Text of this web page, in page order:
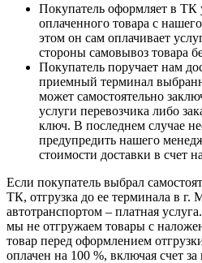
Покупатель оформляет в ТК
оплаченного товара с
этом он сам оплачивает
стороны самовывоз товара
Покупатель поручает нам
приемный терминал
может самостоятельно
услуги перевозчика либо
ключ. В последнем случае
предупредить нашего
стоимости доставки в счет
Если покупатель выбрал
ТК, отгрузка до ее терминала в
автотранспортом – платная
мы не отгружаем товары с
товар перед оформлением
оплачен на 100 %, включая счет за